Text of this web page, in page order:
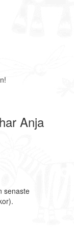
Anja
senaste